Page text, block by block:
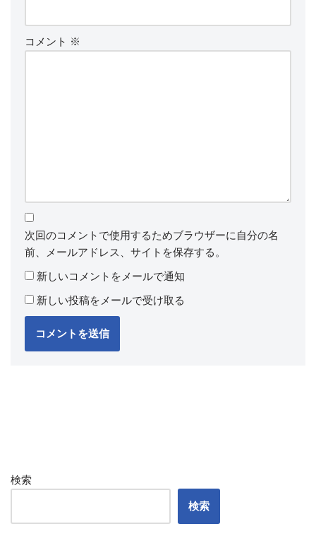
コメント ※
次回のコメントで使用するためブラウザーに自分の名
前、メールアドレス、サイトを保存する。
新しいコメントをメールで通知
新しい投稿をメールで受け取る
検索
検索